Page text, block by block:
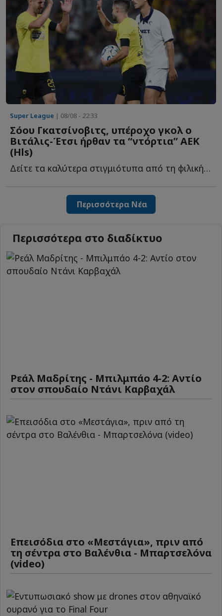
Super League | 08/08 - 22:33
Σόου Γκατσίνοβιτς, υπέροχο γκολ ο
Βιτάλις-Έτσι ήρθαν τα “ντόρτια” ΑΕΚ
(Ηls)
Δείτε τα καλύτερα στιγμιότυπα από τη φιλική νίκη της Έ...
Περισσότερα Νέα
Περισσότερα στο διαδίκτυο
Ρεάλ Μαδρίτης - Μπιλμπάο 4-2: Αντίο
στον σπουδαίο Ντάνι Καρβαχάλ
Επεισόδια στο «Μεστάγια», πριν από
τη σέντρα στο Βαλένθια - Μπαρτσελόνα
(video)